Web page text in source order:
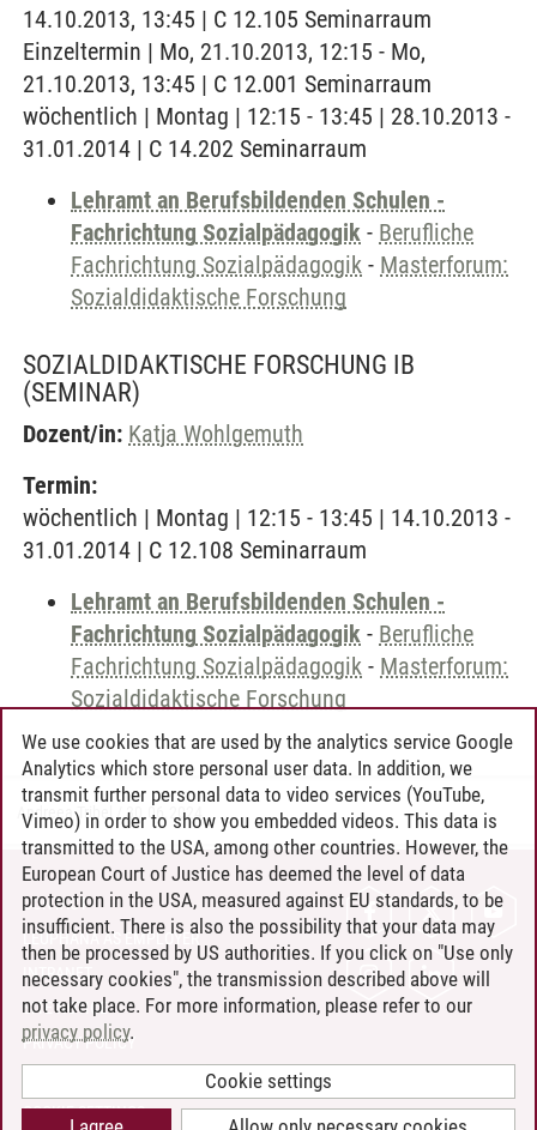
14.10.2013, 13:45 | C 12.105 Seminarraum
Einzeltermin | Mo, 21.10.2013, 12:15 - Mo,
21.10.2013, 13:45 | C 12.001 Seminarraum
wöchentlich | Montag | 12:15 - 13:45 | 28.10.2013 -
31.01.2014 | C 14.202 Seminarraum
Lehramt an Berufsbildenden Schulen -
Fachrichtung Sozialpädagogik - Berufliche
Fachrichtung Sozialpädagogik - Masterforum:
Sozialdidaktische Forschung
SOZIALDIDAKTISCHE FORSCHUNG IB
(SEMINAR)
Dozent/in: Katja Wohlgemuth
Termin:
wöchentlich | Montag | 12:15 - 13:45 | 14.10.2013 -
31.01.2014 | C 12.108 Seminarraum
Lehramt an Berufsbildenden Schulen -
Fachrichtung Sozialpädagogik - Berufliche
Fachrichtung Sozialpädagogik - Masterforum:
Sozialdidaktische Forschung
Andreea Tribel 30.06.2024
CONTACT
LEUPHANA AS EMPLOYER
INTRANET
SITE NOTICE
PRIVACY POLICY
COOKIE SETTINGS
We use cookies that are used by the analytics service Google
Analytics which store personal user data. In addition, we
transmit further personal data to video services (YouTube,
Vimeo) in order to show you embedded videos. This data is
transmitted to the USA, among other countries. However, the
European Court of Justice has deemed the level of data
protection in the USA, measured against EU standards, to be
insufficient. There is also the possibility that your data may
then be processed by US authorities. If you click on "Use only
necessary cookies", the transmission described above will
not take place. For more information, please refer to our
privacy policy.
Cookie settings